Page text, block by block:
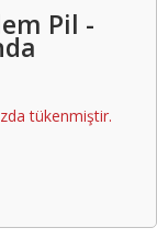
Pil -
tükenmiştir.